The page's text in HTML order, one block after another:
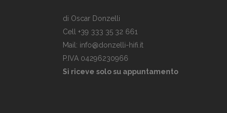
di Oscar Donzelli
Cell +39 333 35 32 661
Mail: info@donzelli-hifi.it
P.IVA 04296230966
Si riceve solo su appuntamento